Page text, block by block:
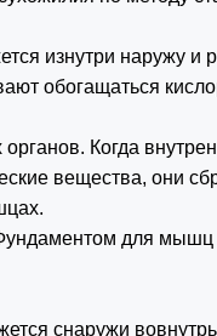
изнутри наружу и
обогащаться
Когда
вещества,
для
снаружи